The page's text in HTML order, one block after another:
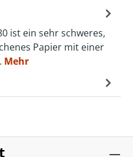
ist ein sehr schweres,
Papier mit einer
Mehr